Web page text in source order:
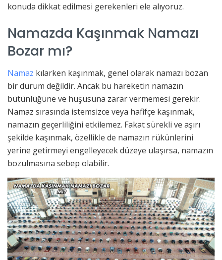
konuda dikkat edilmesi gerekenleri ele alıyoruz.
Namazda Kaşınmak Namazı
Bozar mı?
Namaz kılarken kaşınmak, genel olarak namazı bozan
bir durum değildir. Ancak bu hareketin namazın
bütünlüğüne ve huşusuna zarar vermemesi gerekir.
Namaz sırasında istemsizce veya hafifçe kaşınmak,
namazın geçerliliğini etkilemez. Fakat sürekli ve aşırı
şekilde kaşınmak, özellikle de namazın rükünlerini
yerine getirmeyi engelleyecek düzeye ulaşırsa, namazın
bozulmasına sebep olabilir.